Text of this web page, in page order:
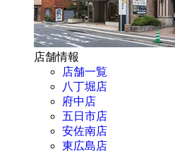
店舗情報
店舗一覧
八丁堀店
府中店
五日市店
安佐南店
東広島店